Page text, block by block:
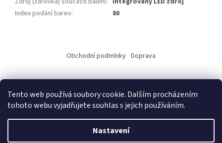
Tento web používá soubory cookie. Dalším procházením
tohoto webu vyjadřujete souhlas s jejich používáním.
Nastavení
Index podání barev: 80
a
t
Obchodní podmínky Doprava
Vytvořil Shoptet
ALKO elektro s.r.o.. Všechna práva vyhrazena.